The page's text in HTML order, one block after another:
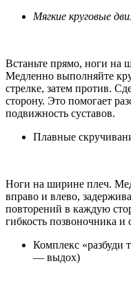
Мягкие круговые
Встаньте прямо, ноги на
Медленно выполняйте
стрелке, затем против.
сторону. Это помогает
подвижность суставов.
Плавные
Ноги на ширине плеч.
вправо и влево,
повторений в каждую
гибкость позвоночника и
Комплекс «разбуди
— выдох)